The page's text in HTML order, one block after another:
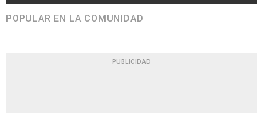
POPULAR EN LA COMUNIDAD
PUBLICIDAD